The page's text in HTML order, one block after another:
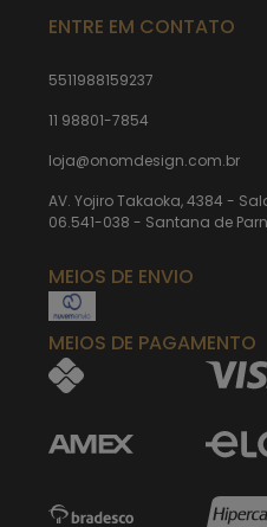
ENTRE EM CONTATO
5511988159237
11 98801-7854
loja@onomdesign.com.br
AV. Yojiro Takaoka, 4384 -
06.541-038 - Santana de
MEIOS DE ENVIO
MEIOS DE PAGAMENTO